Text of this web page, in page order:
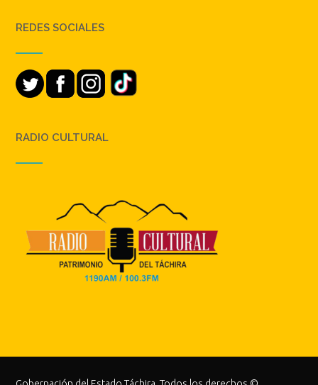
REDES SOCIALES
RADIO CULTURAL